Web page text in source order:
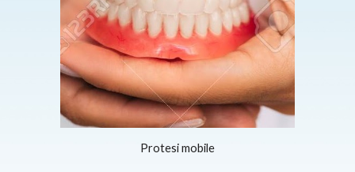
Protesi mobile